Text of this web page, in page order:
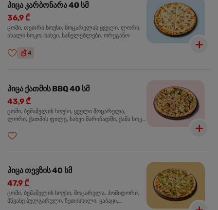
პიცა კარბონარა 40 სმ
36,9 ₾
ცომი, თეთრი სოუსი, მოცარელას ყველი, ლორი,
ახალი სოკო, ხახვი, სანელებლები, ორეგანო
4
პიცა ქათმის BBQ 40 სმ
43,9 ₾
ცომი, ბეშამელის სოუსი, ყველი მოცარელა,
ლორი, ქათმის ფილე, ხახვი მარინადში, ქამა სოკო
პიცა თევზის 40 სმ
47,9 ₾
ცომი, ბეშამელის სოუსი, მოცარელა, პომიდორი,
მწვანე ბულგარული, ზეთისხილი, ყაბაყი,